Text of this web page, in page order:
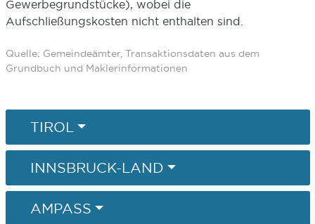
Gewerbegrundstücke), wobei die
Aufschließungskosten nicht enthalten sind.
Quelle: Gemeindeämter, Transaktionsdaten aus dem
Grundbuch und Maklerinformationen
TIROL
INNSBRUCK-LAND
AMPASS